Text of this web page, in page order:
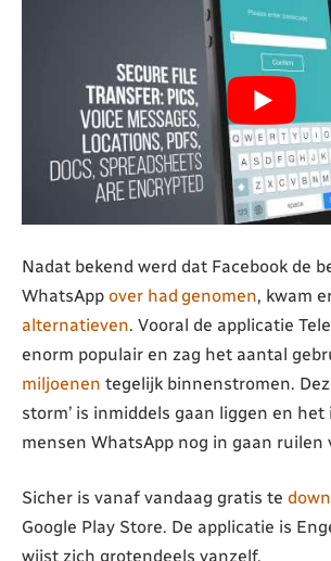
Nadat bekend werd dat Facebook de
WhatsApp over had genomen, kwam
alternatieven. Vooral de applicatie
enorm populair en zag het aantal
miljoenen tegelijk binnenstromen.
storm’ is inmiddels gaan liggen en het
mensen WhatsApp nog in gaan ruilen
Sicher is vanaf vandaag gratis te
Google Play Store. De applicatie is
wijst zich grotendeels vanzelf.